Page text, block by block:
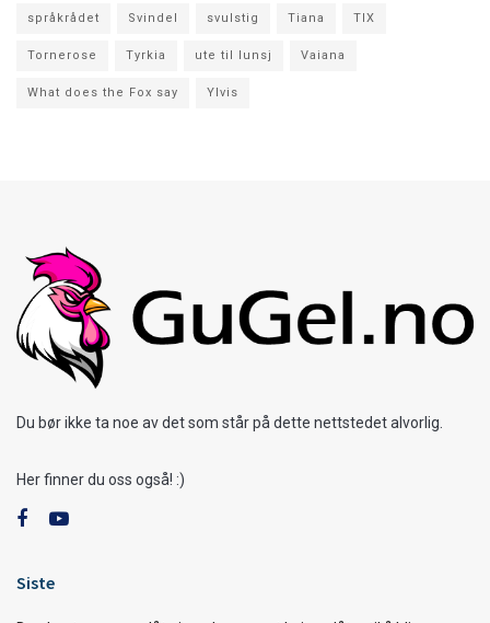
språkrådet Svindel svulstig Tiana TIX
Tornerose Tyrkia ute til lunsj Vaiana
What does the Fox say Ylvis
Du bør ikke ta noe av det som står på dette nettstedet alvorlig.
Her finner du oss også! :)
Siste